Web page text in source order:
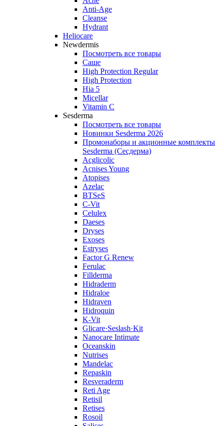
Anti‑Age
Cleanse
Hydrant
Heliocare
Newdermis
Посмотреть все товары
Саше
High Protection Regular
High Protection
Hia 5
Micellar
Vitamin C
Sesderma
Посмотреть все товары
Новинки Sesderma 2026
Промонаборы и акционные комплекты
Sesderma (Сесдерма)
Acglicolic
Acnises Young
Atopises
Azelac
BTSeS
C‑Vit
Celulex
Daeses
Dryses
Exoses
Estryses
Factor G Renew
Ferulac
Fillderma
Hidraderm
Hidraloe
Hidraven
Hidroquin
K-Vit
Glicare·Seslash·Kit
Nanocare Intimate
Oceanskin
Nutrises
Mandelac
Repaskin
Resveraderm
Reti Age
Retisil
Retises
Rosoil